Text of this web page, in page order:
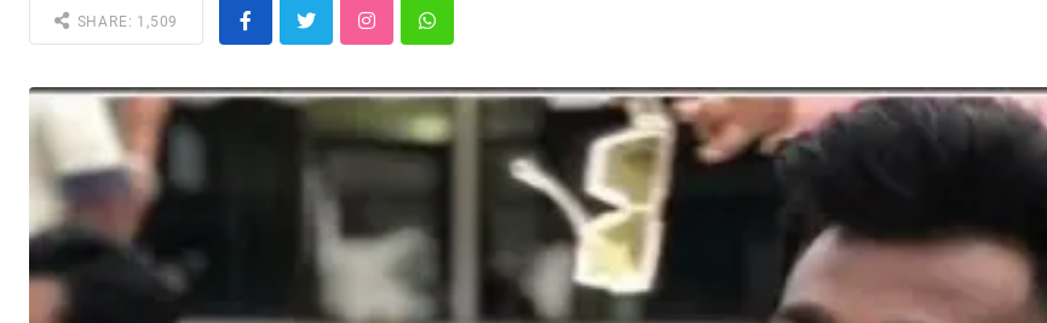
SHARE: 1,509